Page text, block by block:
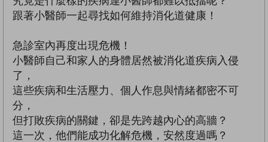
跟著小醫師一起尋找如何維持消化道健康！
急診室內再度出現危機！
小醫師自己和家人的身體居然被消化道疾病入侵
了，
這些疾病和生活壓力、個人作息與情緒都密不可
分，
但打敗疾病的關鍵，卻是先跨越內心的高牆？
這一次，他們能成功化解危機，安然度過嗎？